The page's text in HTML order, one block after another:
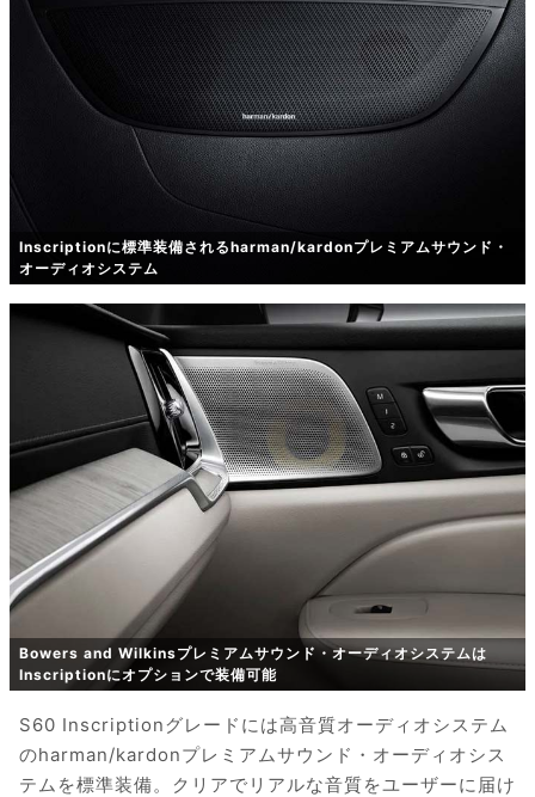
Inscriptionに標準装備されるharman/kardonプレミアムサウンド・
オーディオシステム
Bowers and Wilkinsプレミアムサウンド・オーディオシステムは
Inscriptionにオプションで装備可能
S60 Inscriptionグレードには高音質オーディオシステム
のharman/kardonプレミアムサウンド・オーディオシス
テムを標準装備。クリアでリアルな音質をユーザーに届け